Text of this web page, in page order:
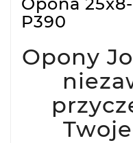
Opona
P390
Opony